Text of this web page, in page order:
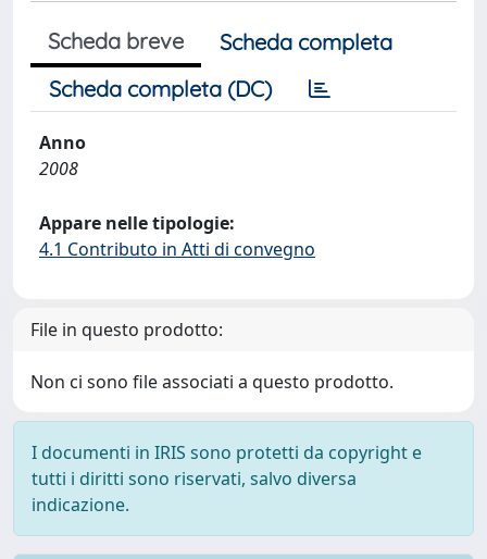
Scheda breve
Scheda completa
Scheda completa (DC)
Anno
2008
Appare nelle tipologie:
4.1 Contributo in Atti di convegno
File in questo prodotto:
Non ci sono file associati a questo prodotto.
I documenti in IRIS sono protetti da copyright e
tutti i diritti sono riservati, salvo diversa
indicazione.